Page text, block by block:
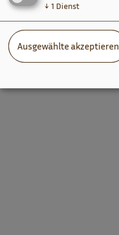
↓ 1 Dienst
Ausgewählte akzeptieren